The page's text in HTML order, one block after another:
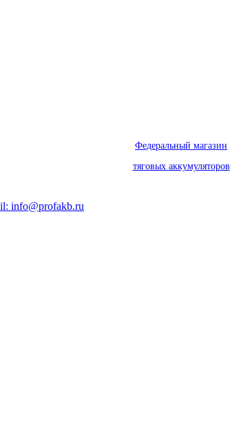
Федеральный магазин
тяговых аккумуляторов
info@profakb.ru